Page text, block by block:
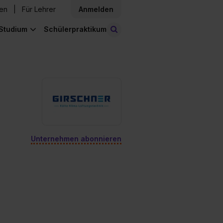
Für Lehrer Anmelden
Schülerpraktikum
Unternehmen abonnieren